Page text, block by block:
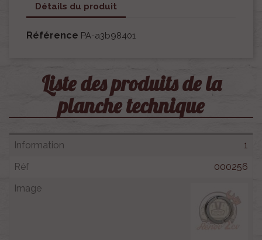
Détails du produit
Référence PA-a3b98401
Liste des produits de la
planche technique
1
000256